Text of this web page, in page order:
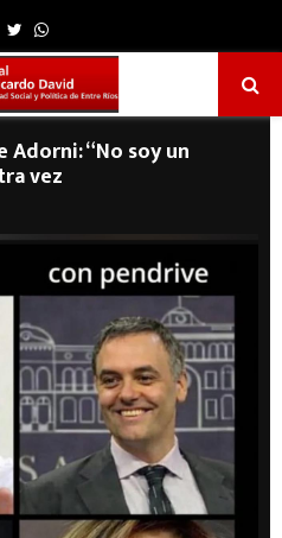
TwitterWhatsapp
Adorni: “No soy un
vez